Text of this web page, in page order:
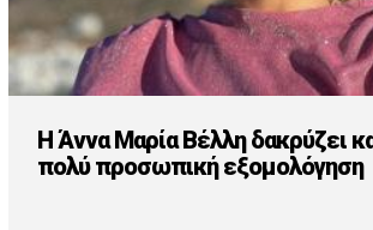
Η Άννα Μαρία Βέλλη δακρύζει
πολύ προσωπική εξομολόγηση